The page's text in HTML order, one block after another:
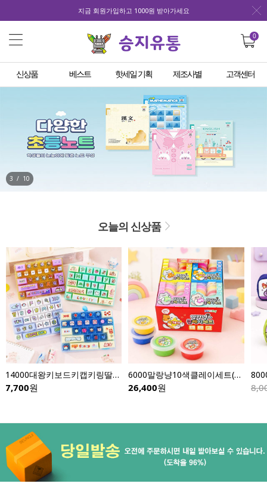
지금 회원가입하고 1000원 받아가세요
0
신상품 베스트 핫세일 기획 제조사별 고객센터
3 / 10
오늘의 신상품
14000대왕키보드키캡키링딸깍이-낱개(이미지다양)
7,700원
6000말랑냥10색클레이세트(8개입)
26,400원